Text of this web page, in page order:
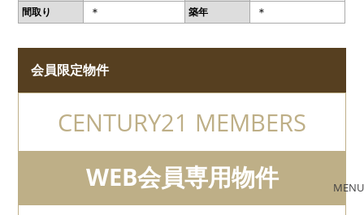
MENU
間取り ＊ 築年 ＊
会員限定物件
CENTURY21 MEMBERS
WEB会員専用物件